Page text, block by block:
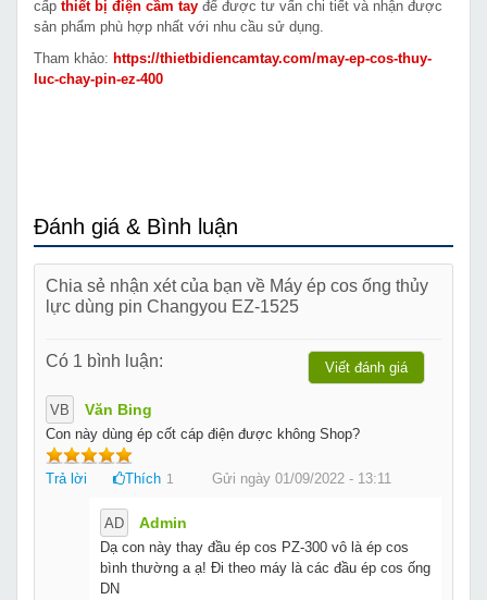
cấp thiết bị điện cầm tay để được tư vấn chi tiết và nhận được
sản phẩm phù hợp nhất với nhu cầu sử dụng.
Tham khảo: https://thietbidiencamtay.com/may-ep-cos-thuy-
luc-chay-pin-ez-400
Đánh giá & Bình luận
Chia sẻ nhận xét của bạn về Máy ép cos ống thủy
lực dùng pin Changyou EZ-1525
Có 1 bình luận: Viết đánh giá
VB Văn Bing
Con này dùng ép cốt cáp điện được không Shop?
Trả lời Thích 1 Gửi ngày 01/09/2022 - 13:11
AD Admin
Dạ con này thay đầu ép cos PZ-300 vô là ép cos
bình thường a ạ! Đi theo máy là các đầu ép cos ống
DN